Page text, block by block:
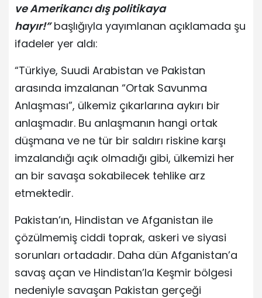
ve Amerikancı dış politikaya
hayır!”başlığıyla yayımlanan açıklamada şu
ifadeler yer aldı:
“Türkiye, Suudi Arabistan ve Pakistan
arasında imzalanan “Ortak Savunma
Anlaşması”, ülkemiz çıkarlarına aykırı bir
anlaşmadır. Bu anlaşmanın hangi ortak
düşmana ve ne tür bir saldırı riskine karşı
imzalandığı açık olmadığı gibi, ülkemizi her
an bir savaşa sokabilecek tehlike arz
etmektedir.
Pakistan’ın, Hindistan ve Afganistan ile
çözülmemiş ciddi toprak, askeri ve siyasi
sorunları ortadadır. Daha dün Afganistan’a
savaş açan ve Hindistan’la Keşmir bölgesi
nedeniyle savaşan Pakistan gerçeği